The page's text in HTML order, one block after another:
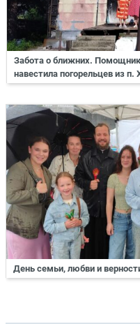
Забота о ближних.
навестила погорельцев из п.
День семьи, любви и